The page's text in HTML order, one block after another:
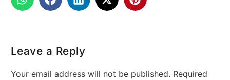
Leave a Reply
Your email address will not be published. Required